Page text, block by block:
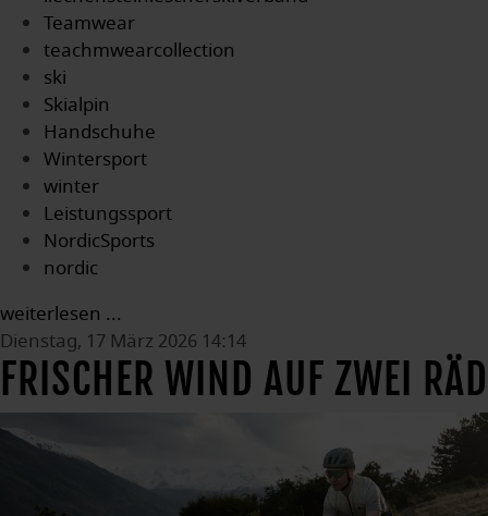
Teamwear
teachmwearcollection
ski
Skialpin
Handschuhe
Wintersport
winter
Leistungssport
NordicSports
nordic
weiterlesen ...
Dienstag, 17 März 2026 14:14
FRISCHER WIND AUF ZWEI